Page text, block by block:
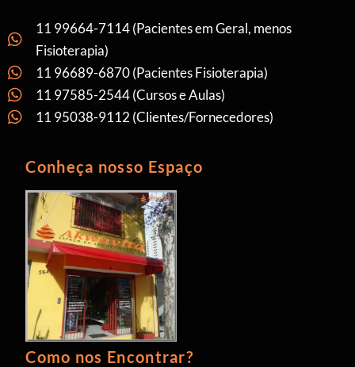
11 99664-7114 (Pacientes em Geral, menos
Fisioterapia)
11 96689-6870 (Pacientes Fisioterapia)
11 97585-2544 (Cursos e Aulas)
11 95038-9112 (Clientes/Fornecedores)
Conheça nosso Espaço
Como nos Encontrar?